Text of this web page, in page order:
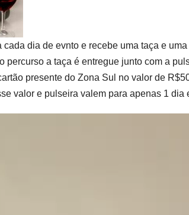
dia de evnto e recebe uma taça e
percurso a taça é entregue junto com a
presente do Zona Sul no valor de
valor e pulseira valem para apenas 1 dia